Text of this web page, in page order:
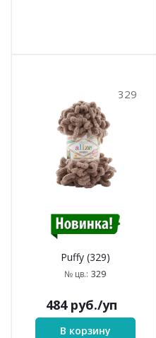
329
Puffy (329)
№ цв.: 329
484руб./уп
В корзину